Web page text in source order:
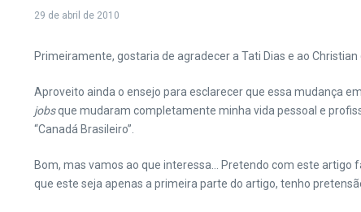
29 de abril de 2010
Primeiramente, gostaria de agradecer a Tati Dias e ao
Aproveito ainda o ensejo para esclarecer que essa mudança
jobsque mudaram completamente minha vida pessoal e
“Canadá Brasileiro”.
Bom, mas vamos ao que interessa…
Pretendo com este artigo
que este seja apenas a primeira parte do artigo, tenho